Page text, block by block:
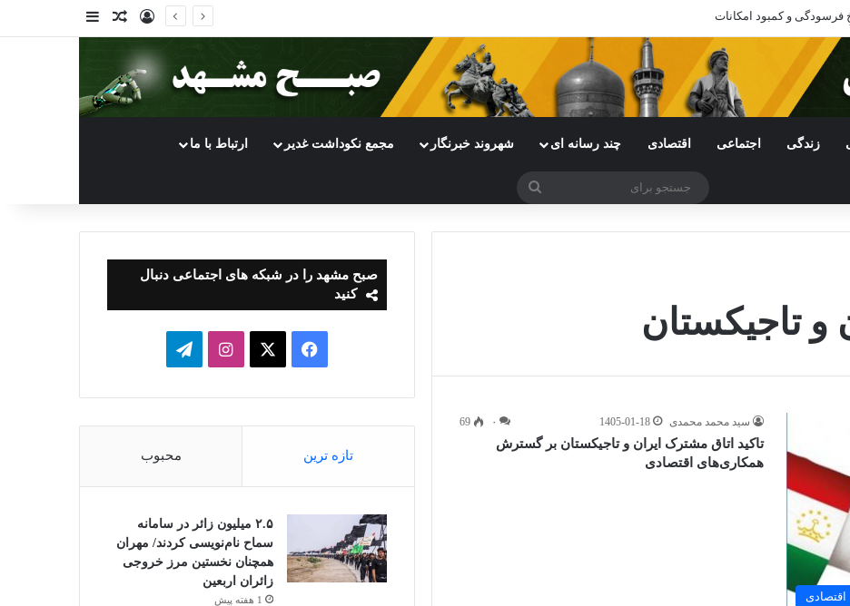
فرسودگی و کمبود امکانات ورودنوشته تصادفی
سایدبار
زندگی اجتماعی اقتصادی چند رسانه ای شهروند خبرنگار مجمع نکوداشت غدیر ارتباط با ما
جستجو
و تاجیکستان
اقتصادی
سید محمد محمدی 1405-01-18 ۰ 69
تاکید اتاق مشترک ایران و تاجیکستان بر گسترش
همکاری‌های اقتصادی
صبح مشهد را در شبکه های اجتماعی دنبال
کنید
فیسبوک ایکساینستاگرامتلگرام
تازه ترین محبوب
۲.۵ میلیون زائر در سامانه
سماح نام‌نویسی کردند/ مهران
همچنان نخستین مرز خروجی
زائران اربعین
1 هفته پیش